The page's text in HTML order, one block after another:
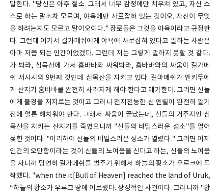
말한다. "당신은 아주 젊소. 그래서 너무 감정에만 치우쳐 있고, 자신 스
스로 하는 말조차 모르며, 야욕에만 사로잡혀 있는 것이오. 자신이 무엇
을 하려는지도 모르고 말이오이다." 장로들은 그것을 야욕이라고 규정한
다. 그런데 여기서 길가메쉬에게 야욕에 사로잡혀 있다고 말하는 사람은
아마 저쯤 되는 인간이었겠다. 그런데 저는 그렇게 말하지 못할 것 같다.
가 봐라, 삼목산에 가서 훔바바와 싸워봐라, 훔바바와의 싸움이 길가메
쉬 서사시의 9번째 것인데 삼목산을 지키고 있다. 길마메쉬가 엔키두에
게 산지기 훔바바를 완전히 사라지게 해야 한다고 얘기한다. 그러면 신들
에게 불경을 저지르는 것이고 그러니 전지전능한 신 엔릴이 완전히 알기
전에 얼른 해치워야 한다. 그래서 싸움이 끝났는데, 신들의 거주지인 삼
목산을 지키는 산지기를 죽였으니까 "신들의 비밀스러운 성소"를 열어
젖힌 것이다. "이리하여 신들의 비밀스러운 성소가 열렸다." 그러면 이제
인간의 오만함이라는 것이 신들의 노여움을 산다고 하는, 신들의 노여움
을 사니까 당연히 길가메쉬를 벌주기 위해서 하늘의 황소가 우르크에 도
착했다. "when the it[Bull of Heaven] reached the land of Uruk,
“하늘의 황소가 우루크 땅에 이르렀다. 상징적인 사건이다. 그러니까 "황